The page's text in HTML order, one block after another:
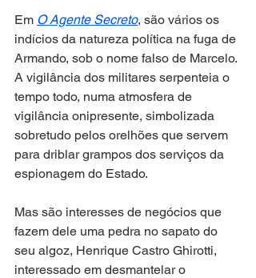
Em O Agente Secreto, são vários os
indícios da natureza política na fuga de
Armando, sob o nome falso de Marcelo.
A vigilância dos militares serpenteia o
tempo todo, numa atmosfera de
vigilância onipresente, simbolizada
sobretudo pelos orelhões que servem
para driblar grampos dos serviços da
espionagem do Estado.
Mas são interesses de negócios que
fazem dele uma pedra no sapato do
seu algoz, Henrique Castro Ghirotti,
interessado em desmantelar o